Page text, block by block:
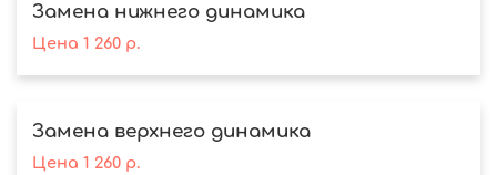
Замена нижнего динамика
Цена 1 260р.
Замена верхнего динамика
Цена 1 260р.